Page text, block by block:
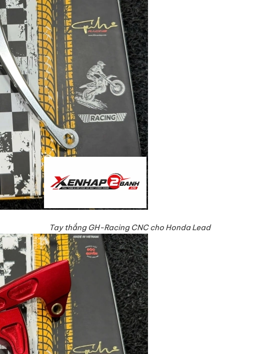
Tay thắng GH-Racing CNC cho Honda Lead